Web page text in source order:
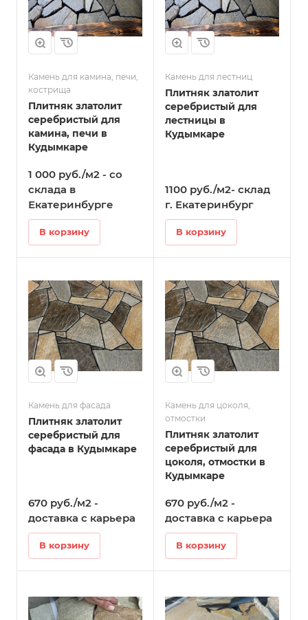
Камень для камина, печи,
кострища
Плитняк златолит
серебристый для
камина, печи в
Кудымкаре
1 000 руб./м2 - со
склада в
Екатеринбурге
В корзину
Камень для лестниц
Плитняк златолит
серебристый для
лестницы в
Кудымкаре
1100 руб./м2- склад
г. Екатеринбург
В корзину
Камень для фасада
Плитняк златолит
серебристый для
фасада в Кудымкаре
670 руб./м2 -
доставка с карьера
В корзину
Камень для цоколя,
отмостки
Плитняк златолит
серебристый для
цоколя, отмостки в
Кудымкаре
670 руб./м2 -
доставка с карьера
В корзину